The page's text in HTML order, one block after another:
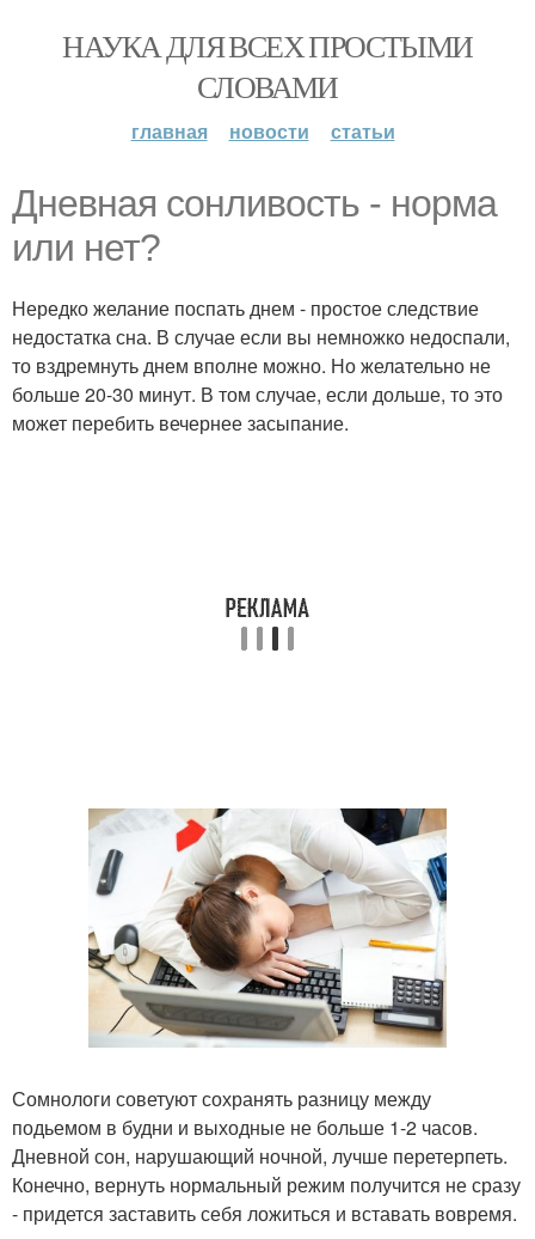
НАУКА ДЛЯ ВСЕХ ПРОСТЫМИ
СЛОВАМИ
главная новости статьи
Дневная сонливость - норма
или нет?
Нередко желание поспать днем - простое следствие
недостатка сна. В случае если вы немножко недоспали,
то вздремнуть днем вполне можно. Но желательно не
больше 20-30 минут. В том случае, если дольше, то это
может перебить вечернее засыпание.
Сомнологи советуют сохранять разницу между
подьемом в будни и выходные не больше 1-2 часов.
Дневной сон, нарушающий ночной, лучше перетерпеть.
Конечно, вернуть нормальный режим получится не сразу
- придется заставить себя ложиться и вставать вовремя.